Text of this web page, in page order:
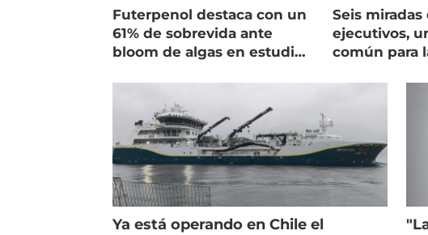
Futerpenol destaca con un
61% de sobrevida ante
bloom de algas en estudio
Seis miradas
ejecutivos,
común para
Ya está operando en Chile el